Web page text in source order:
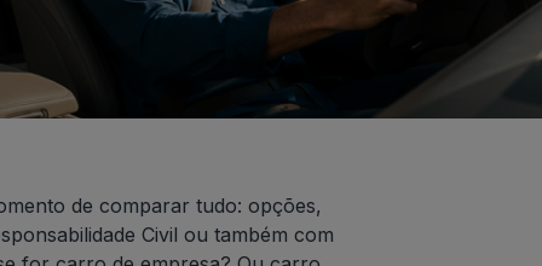
de comparar tudo: opções,
Civil ou também com